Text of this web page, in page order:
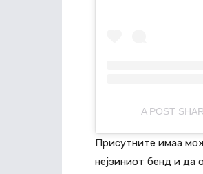
A POST
Присутните имаа
нејзиниот бенд и да